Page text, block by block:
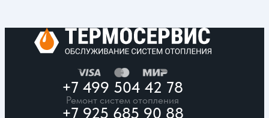
+7 499 504 42 78
Ремонт систем отопления
+7 925 685 90 88